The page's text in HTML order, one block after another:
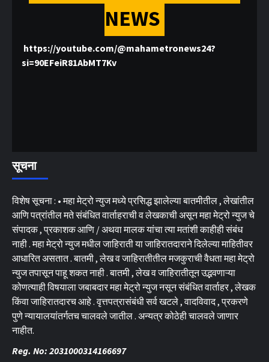
NEWS
https://youtube.com/@mahametronews24?
si=90EFeiR81AbMT7Kv
सूचना
विशेष सूचना : • महा मेट्रो न्युज मध्ये प्रसिद्ध झालेल्या बातमीतील , लेखांतील
आणि पत्रांतील मते संबंधित वार्ताहराची व लेखकाची असून महा मेट्रो न्युज चे
संपादक , प्रकाशक आणि / अथवा मालक यांचा त्या मतांशी काहीही संबंध
नाही . महा मेट्रो न्युज मधील जाहिराती या जाहिरातदाराने दिलेल्या माहितीवर
आधारित असतात . बातमी , लेख व जाहिरातीतील मजकुराची वैधता महा मेट्रो
न्युज तपासून पाहू शकत नाही . बातमी , लेख व जाहिरातीतून उद्भवणाऱ्या
कोणत्याही विषयाला जबाबदार महा मेट्रो न्युज नसून संबंधित वार्ताहर , लेखक
किंवा जाहिरातदारच आहे . वृत्तपत्रासंबंधी सर्व खटले , वादविवाद , प्रकरणे
पुणे न्यायालयांतर्गतच चालवले जातील . अन्यत्र कोठेही चालवले जाणार
नाहीत.
Reg. No: 2031000314166697